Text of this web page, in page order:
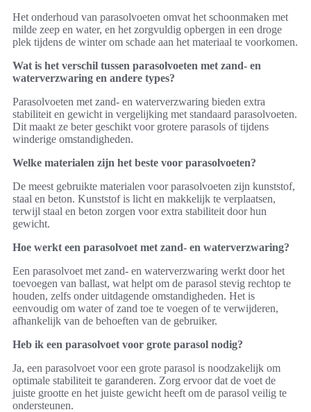
Het onderhoud van parasolvoeten omvat het schoonmaken met
milde zeep en water, en het zorgvuldig opbergen in een droge
plek tijdens de winter om schade aan het materiaal te voorkomen.
Wat is het verschil tussen parasolvoeten met zand- en
waterverzwaring en andere types?
Parasolvoeten met zand- en waterverzwaring bieden extra
stabiliteit en gewicht in vergelijking met standaard parasolvoeten.
Dit maakt ze beter geschikt voor grotere parasols of tijdens
winderige omstandigheden.
Welke materialen zijn het beste voor parasolvoeten?
De meest gebruikte materialen voor parasolvoeten zijn kunststof,
staal en beton. Kunststof is licht en makkelijk te verplaatsen,
terwijl staal en beton zorgen voor extra stabiliteit door hun
gewicht.
Hoe werkt een parasolvoet met zand- en waterverzwaring?
Een parasolvoet met zand- en waterverzwaring werkt door het
toevoegen van ballast, wat helpt om de parasol stevig rechtop te
houden, zelfs onder uitdagende omstandigheden. Het is
eenvoudig om water of zand toe te voegen of te verwijderen,
afhankelijk van de behoeften van de gebruiker.
Heb ik een parasolvoet voor grote parasol nodig?
Ja, een parasolvoet voor een grote parasol is noodzakelijk om
optimale stabiliteit te garanderen. Zorg ervoor dat de voet de
juiste grootte en het juiste gewicht heeft om de parasol veilig te
ondersteunen.